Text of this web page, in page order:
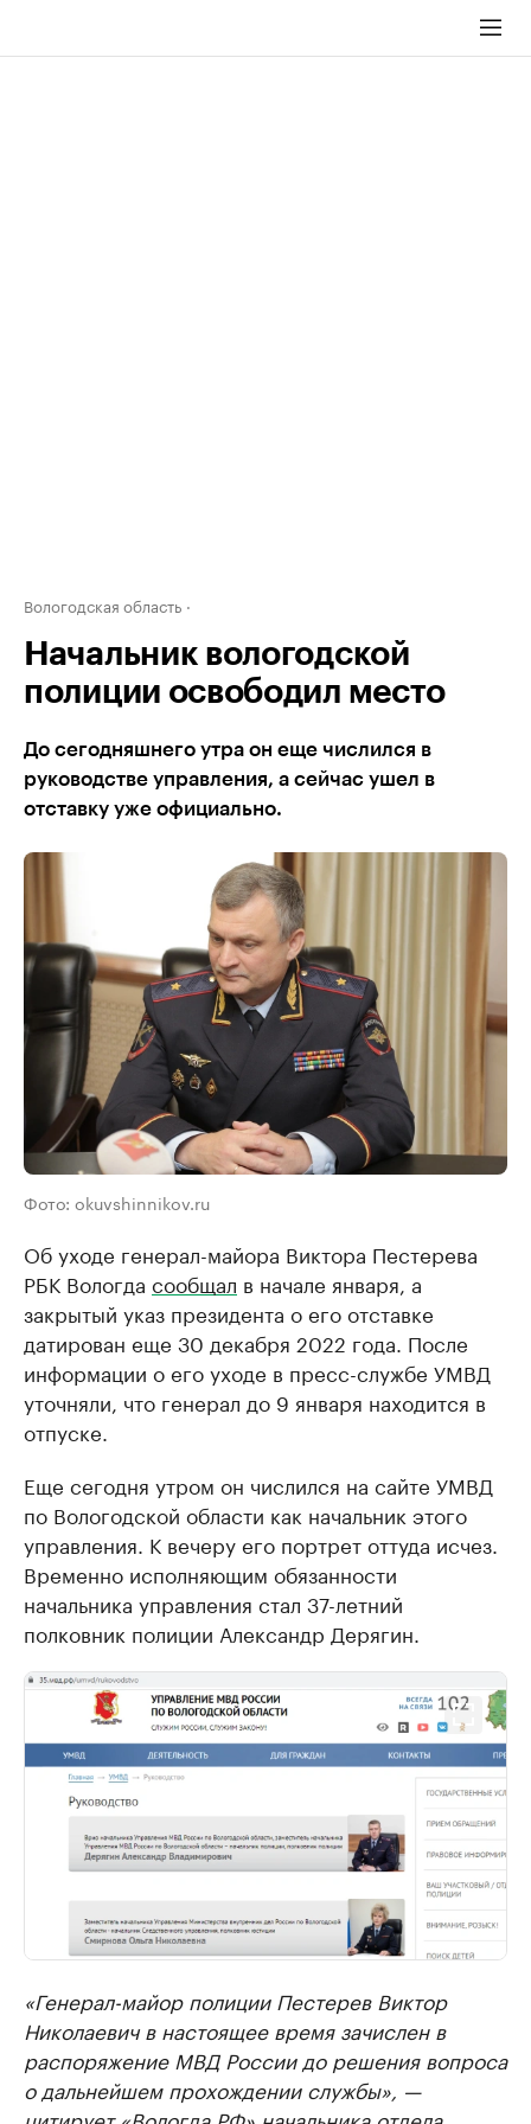
Вологодская область
Начальник вологодской
полиции освободил место
До сегодняшнего утра он еще числился в
руководстве управления, а сейчас ушел в
отставку уже официально.
Фото: okuvshinnikov.ru
Об уходе генерал-майора Виктора Пестерева
РБК Вологда сообщал в начале января, а
закрытый указ президента о его отставке
датирован еще 30 декабря 2022 года. После
информации о его уходе в пресс-службе УМВД
уточняли, что генерал до 9 января находится в
отпуске.
Еще сегодня утром он числился на сайте УМВД
по Вологодской области как начальник этого
управления. К вечеру его портрет оттуда исчез.
Временно исполняющим обязанности
начальника управления стал 37-летний
полковник полиции Александр Дерягин.
«Генерал-майор полиции Пестерев Виктор
Николаевич в настоящее время зачислен в
распоряжение МВД России до решения вопроса
о дальнейшем прохождении службы», —
цитирует«Вологда.РФ» начальника отдела